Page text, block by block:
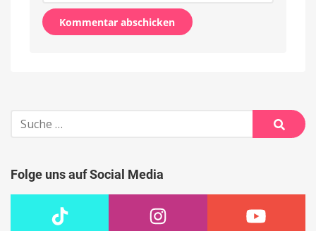
Suche
nach:
Suche
Folge uns auf Social Media